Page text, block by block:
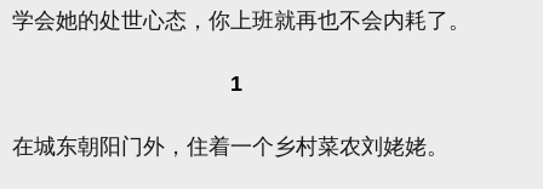
学会她的处世心态，你上班就再也不会内耗了。
1
在城东朝阳门外，住着一个乡村菜农刘姥姥。